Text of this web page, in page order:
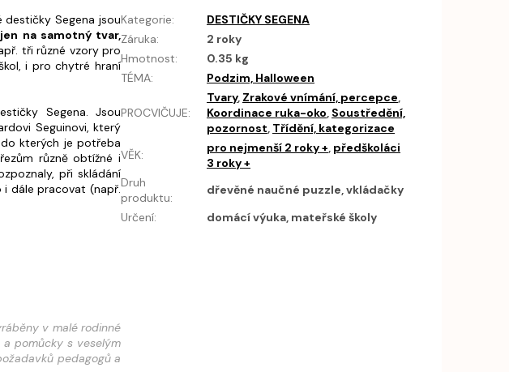
destičky Segena jsou
na samotný tvar,
tři různé vzory pro
i pro chytré hraní
Segena. Jsou
Seguinovi, který
kterých je potřeba
různě obtížné i
při skládání
i dále pracovat (např.
v malé rodinné
pomůcky s veselým
pedagogů a
Kategorie:
DESTIČKY SEGENA
Záruka:
2 roky
Hmotnost:
0.35 kg
TÉMA: Podzim, Halloween
PROCVIČUJE:
Tvary, Zrakové vnímání, percepce,
Koordinace ruka-oko, Soustředění,
pozornost, Třídění, kategorizace
VĚK: pro nejmenší 2 roky +, předškoláci
3 roky +
Druh
produktu:
dřevěné naučné puzzle, vkládačky
Určení: domácí výuka, mateřské školy